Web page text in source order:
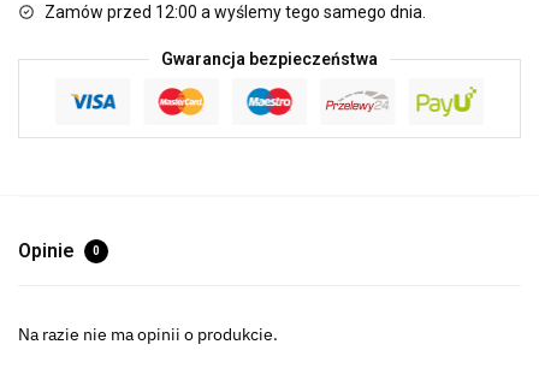
Zamów przed 12:00 a wyślemy tego samego dnia.
Gwarancja bezpieczeństwa
Opinie 0
Na razie nie ma opinii o produkcie.